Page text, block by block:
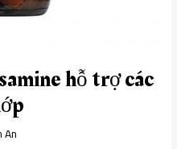
hỗ trợ các
An